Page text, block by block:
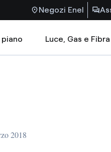
Negozi Enel
Luce, Gas e Fibra
2018